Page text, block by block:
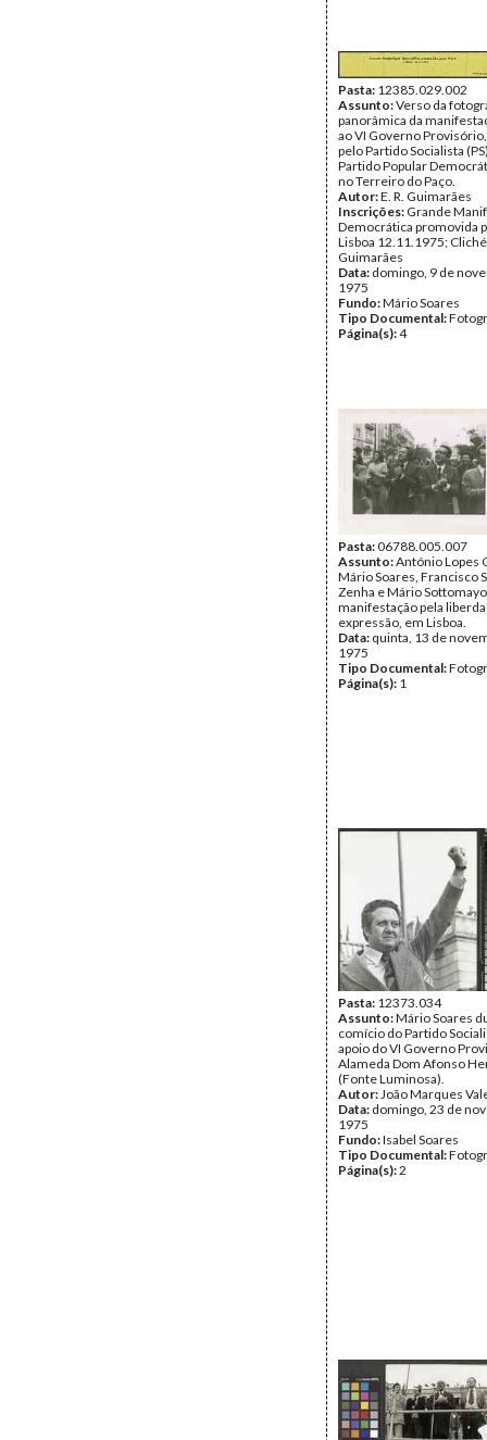
Pasta: 12385.029.002
Assunto:Verso da
panorâmica da
ao VI Governo
pelo Partido Socialista
Partido Popular
no Terreiro do Paço.
Autor:E. R. Guimarães
Inscrições: Grande
Democrática promovida
Lisboa 12.11.1975; Cliché
Guimarães
Data: domingo, 9 de
1975
Fundo:Mário Soares
Tipo Documental:
Página(s):4
Pasta:06788.005.007
Assunto:António Lopes
Mário Soares, Francisco
Zenha e Mário
manifestação pela
expressão, em Lisboa.
Data: quinta, 13 de
1975
Tipo Documental:
Página(s): 1
Pasta: 12373.034
Assunto:Mário Soares
comício do Partido
apoio do VI Governo
Alameda Dom Afonso
(Fonte Luminosa).
Autor:João Marques
Data: domingo, 23 de
1975
Fundo:Isabel Soares
Tipo Documental:
Página(s):2